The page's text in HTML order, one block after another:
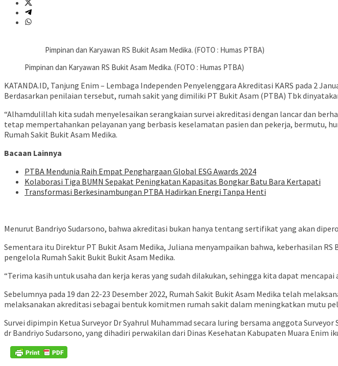
Pimpinan dan Karyawan RS Bukit Asam Medika. (FOTO : Humas PTBA)
Pimpinan dan Karyawan RS Bukit Asam Medika. (FOTO : Humas PTBA)
KATANDA.ID, Tanjung Enim – Lembaga Independen Penyelenggara Akreditasi KARS pada 2
Berdasarkan penilaian tersebut, rumah sakit yang dimiliki PT Bukit Asam (PTBA) Tbk
“Alhamdulillah kita sudah menyelesaikan serangkaian survei akreditasi dengan lancar dan
tetap mempertahankan pelayanan yang berbasis keselamatan pasien dan pekerja, bermutu,
Rumah Sakit Bukit Asam Medika.
Bacaan Lainnya
PTBA Mendunia Raih Empat Penghargaan Global ESG Awards 2024
Kolaborasi Tiga BUMN Sepakat Peningkatan Kapasitas Bongkar Batu Bara Kertapati
Transformasi Berkesinambungan PTBA Hadirkan Energi Tanpa Henti
Menurut Bandriyo Sudarsono, bahwa akreditasi bukan hanya tentang sertifikat yang akan
Sementara itu Direktur PT Bukit Asam Medika, Juliana menyampaikan bahwa, keberhasilan
pengelola Rumah Sakit Bukit Bukit Asam Medika.
“Terima kasih untuk usaha dan kerja keras yang sudah dilakukan, sehingga kita dapat
Sebelumnya pada 19 dan 22-23 Desember 2022, Rumah Sakit Bukit Asam Medika telah
melaksanakan akreditasi sebagai bentuk komitmen rumah sakit dalam meningkatkan mutu
Survei dipimpin Ketua Surveyor Dr Syahrul Muhammad secara luring bersama anggota
dr Bandriyo Sudarsono, yang dihadiri perwakilan dari Dinas Kesehatan Kabupaten Muara Enim